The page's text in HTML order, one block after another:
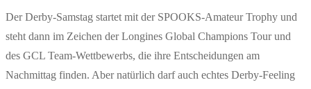
Der Derby-Samstag startet mit der SPOOKS-Amateur Trophy und
steht dann im Zeichen der Longines Global Champions Tour und
des GCL Team-Wettbewerbs, die ihre Entscheidungen am
Nachmittag finden. Aber natürlich darf auch echtes Derby-Feeling